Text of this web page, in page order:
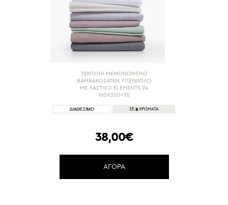
ΣΕΝΤΟΝΙ ΜΕΜΟΝΩΜΕΝΟ
ΒΑΜΒΑΚΟΣΑΤΕΝ ΥΠΕΡΔΙΠΛΟ
ΜΕ ΛΑΣΤΙΧΟ ELEMENTS 24
160Χ200+35
ΣΕ 8 ΧΡΩΜΑΤΑ
38,00€
ΑΓΟΡΑ